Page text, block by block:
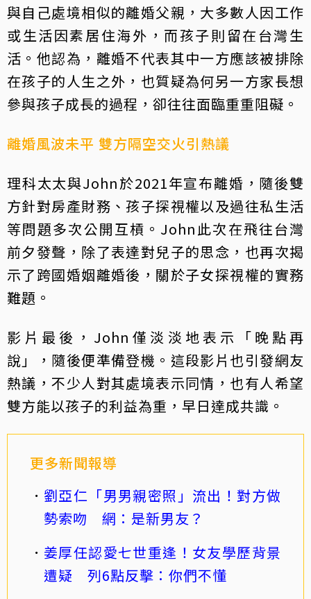
與自己處境相似的離婚父親，大多數人因工作
或生活因素居住海外，而孩子則留在台灣生
活。他認為，離婚不代表其中一方應該被排除
在孩子的人生之外，也質疑為何另一方家長想
參與孩子成長的過程，卻往往面臨重重阻礙。
離婚風波未平 雙方隔空交火引熱議
理科太太與John於2021年宣布離婚，隨後雙
方針對房產財務、孩子探視權以及過往私生活
等問題多次公開互槓。John此次在飛往台灣
前夕發聲，除了表達對兒子的思念，也再次揭
示了跨國婚姻離婚後，關於子女探視權的實務
難題。
影片最後，John僅淡淡地表示「晚點再
說」，隨後便準備登機。這段影片也引發網友
熱議，不少人對其處境表示同情，也有人希望
雙方能以孩子的利益為重，早日達成共識。
更多新聞報導
劉亞仁「男男親密照」流出！對方做
勢索吻 網：是新男友？
姜厚任認愛七世重逢！女友學歷背景
遭疑 列6點反擊：你們不懂